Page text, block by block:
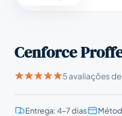
Cenforce
5 avaliações
Entrega: 4–7 dias